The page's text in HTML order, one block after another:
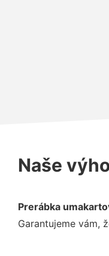
Naše
Prerábka
Garantujeme vám,